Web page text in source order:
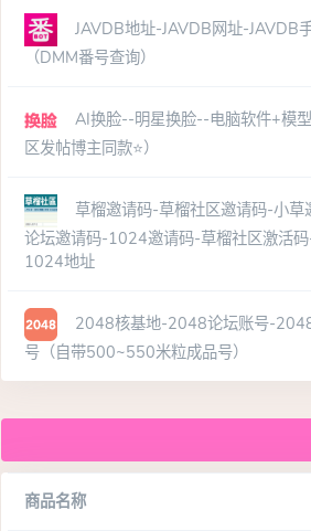
JAVDB地址-JAVDB网址-JAVDB
（DMM番号查询）
AI换脸--明星换脸--电脑软件+模
区发帖博主同款⭐）
草榴邀请码-草榴社区邀请码-小
论坛邀请码-1024邀请码-草榴社区激活
1024地址
2048核基地-2048论坛账号-
号（自带500~550米粒成品号）
商品名称